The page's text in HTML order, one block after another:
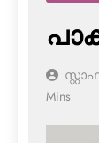
Mins